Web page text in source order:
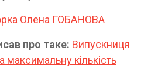
Олена ГОБАНОВА
про таке: Випускниця
кількість